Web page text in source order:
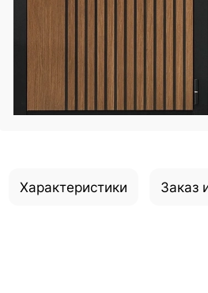
Характеристики Заказ